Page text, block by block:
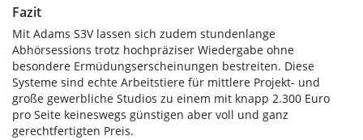
Fazit
Mit Adams S3V lassen sich zudem stundenlange
Abhörsessions trotz hochpräziser Wiedergabe ohne
besondere Ermüdungserscheinungen bestreiten. Diese
Systeme sind echte Arbeitstiere für mittlere Projekt- und
große gewerbliche Studios zu einem mit knapp 2.300 Euro
pro Seite keineswegs günstigen aber voll und ganz
gerechtfertigten Preis.